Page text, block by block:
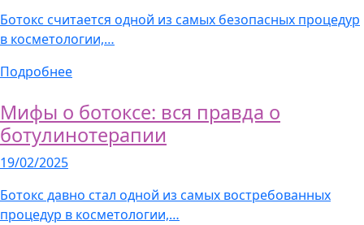
Ботокс считается одной из самых безопасных процедур
в косметологии,…
Подробнее
Мифы о ботоксе: вся правда о
ботулинотерапии
19/02/2025
Ботокс давно стал одной из самых востребованных
процедур в косметологии,…